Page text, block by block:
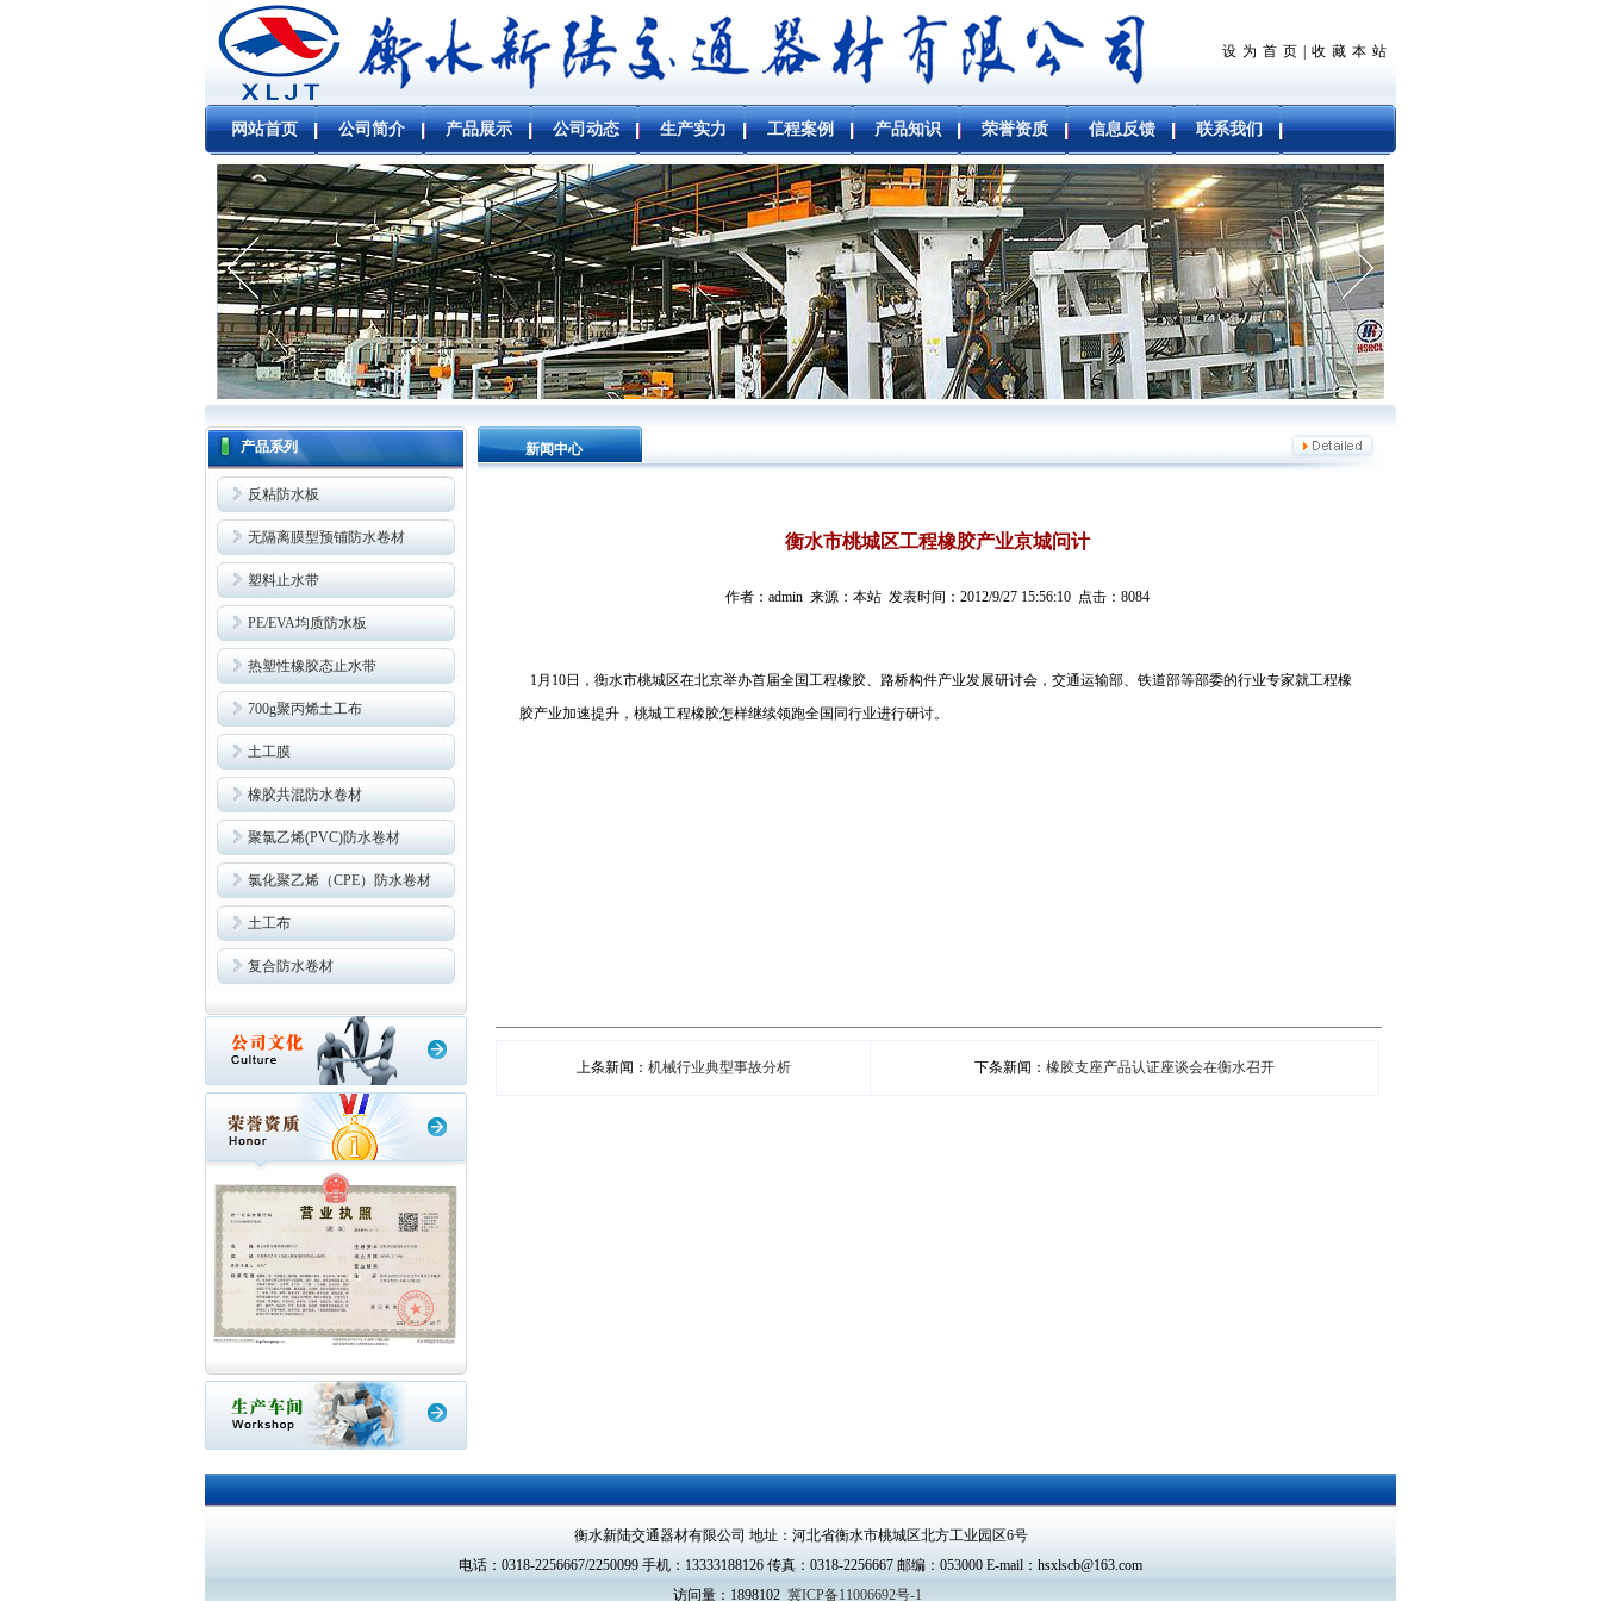
设为首页 收藏本站
网站首页 公司简介 产品展示 公司动态 生产实力 工程案例 产品知识 荣誉资质 信息反馈 联系我们
产品系列
反粘防水板
无隔离膜型预铺防水卷材
塑料止水带
PE/EVA均质防水板
热塑性橡胶态止水带
700g聚丙烯土工布
土工膜
橡胶共混防水卷材
聚氯乙烯(PVC)防水卷材
氯化聚乙烯（CPE）防水卷材
土工布
复合防水卷材
新闻中心
衡水市桃城区工程橡胶产业京城问计
作者：admin 来源：本站 发表时间：2012/9/27 15:56:10 点击：8084
1月10日，衡水市桃城区在北京举办首届全国工程橡胶、路桥构件产业发展研讨会，交通运输部、铁道部等部委的行业专家就工程橡
胶产业加速提升，桃城工程橡胶怎样继续领跑全国同行业进行研讨。
上条新闻： 机械行业典型事故分析 下条新闻： 橡胶支座产品认证座谈会在衡水召开
衡水新陆交通器材有限公司 地址：河北省衡水市桃城区北方工业园区6号
电话：0318-2256667/2250099 手机：13333188126 传真：0318-2256667 邮编：053000 E-mail：hsxlscb@163.com
访问量：1898102 冀ICP备11006692号-1